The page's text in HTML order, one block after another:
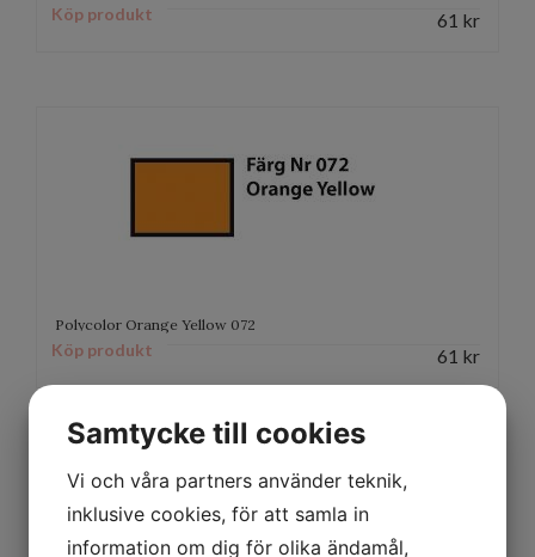
Köp produkt 61 kr
Polycolor Orange Yellow 072
Köp produkt 61 kr
Samtycke till cookies
Vi och våra partners använder teknik,
inklusive cookies, för att samla in
information om dig för olika ändamål,